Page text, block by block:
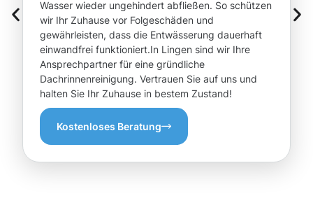
Wasser wieder ungehindert abfließen. So schützen
wir Ihr Zuhause vor Folgeschäden und
gewährleisten, dass die Entwässerung dauerhaft
einwandfrei funktioniert.In Lingen sind wir Ihre
Ansprechpartner für eine gründliche
Dachrinnenreinigung. Vertrauen Sie auf uns und
halten Sie Ihr Zuhause in bestem Zustand!
Kostenloses Beratung